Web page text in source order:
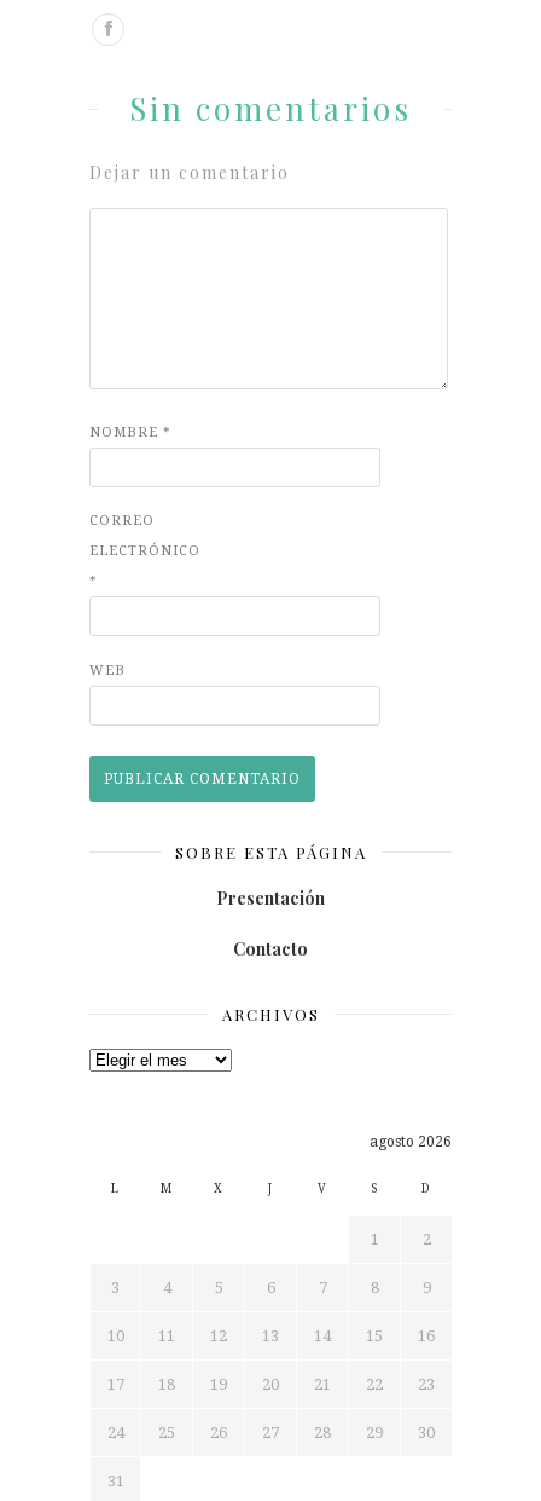
Sin comentarios
Dejar un comentario
NOMBRE *
CORREO
ELECTRÓNICO
*
WEB
SOBRE ESTA PÁGINA
Presentación
Contacto
ARCHIVOS
Archivos
agosto 2026
L M X J V S D
1 2
3 4 5 6 7 8 9
10 11 12 13 14 15 16
17 18 19 20 21 22 23
24 25 26 27 28 29 30
31